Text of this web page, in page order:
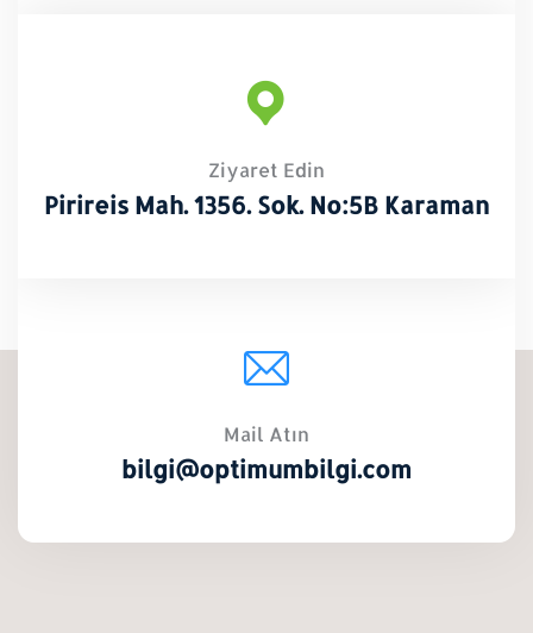
Ziyaret Edin
Pirireis Mah. 1356. Sok. No:5B Karaman
Mail Atın
bilgi@optimumbilgi.com